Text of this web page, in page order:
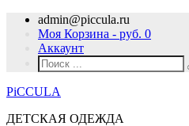
admin@piccula.ru
Моя Корзина - руб. 0
Аккаунт
PiCCULA
ДЕТСКАЯ ОДЕЖДА